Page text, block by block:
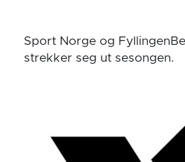
Sport Norge og
strekker seg ut sesongen.